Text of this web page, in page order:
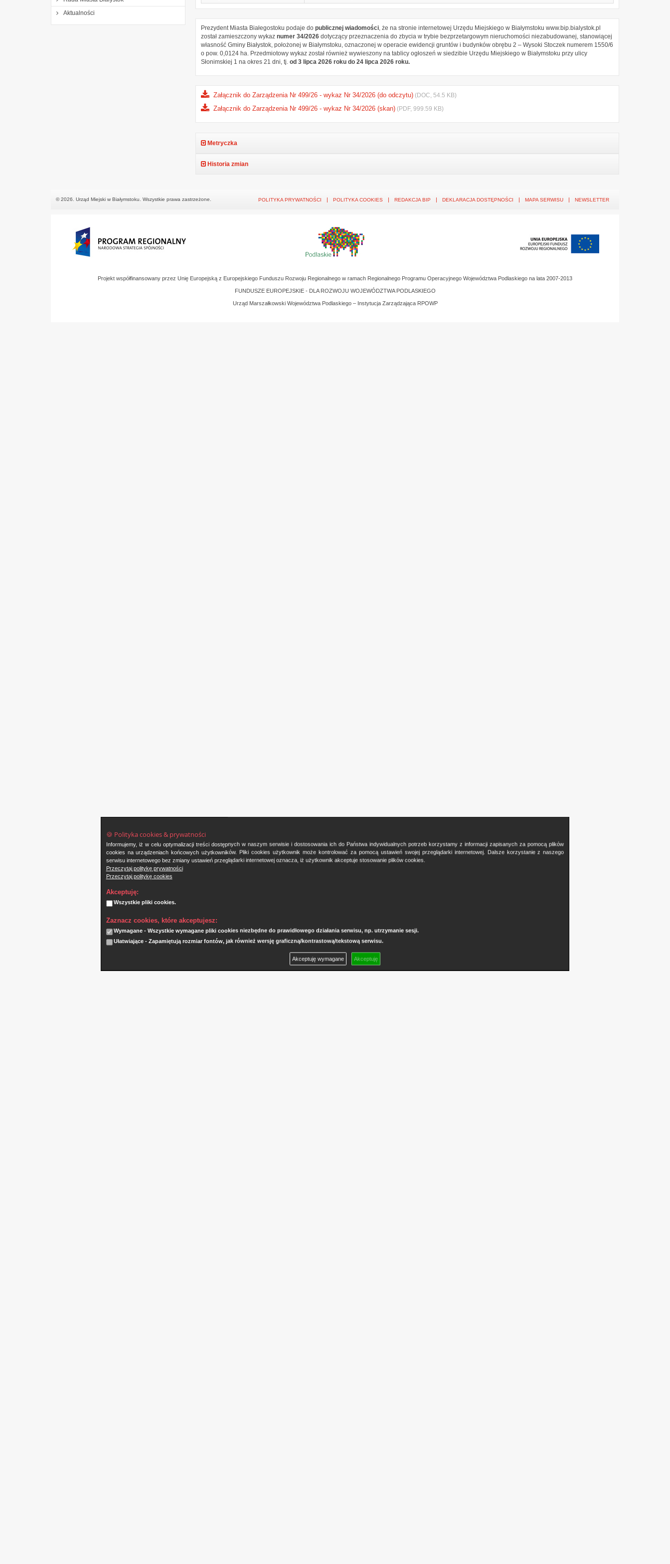
🍪 Polityka cookies & prywatności
Informujemy, iż w celu optymalizacji treści dostępnych w naszym serwisie i dostosowania ich do Państwa indywidualnych potrzeb korzystamy z informacji zapisanych za pomocą plików
cookies na urządzeniach końcowych użytkowników. Pliki cookies użytkownik może kontrolować za pomocą ustawień swojej przeglądarki internetowej. Dalsze korzystanie z naszego
serwisu internetowego bez zmiany ustawień przeglądarki internetowej oznacza, iż użytkownik akceptuje stosowanie plików cookies.
Przeczytaj politykę prywatności
Przeczytaj politykę cookies
Akceptuję:
Wszystkie pliki cookies.
Zaznacz cookies, które akceptujesz:
Wymagane - Wszystkie wymagane pliki cookies niezbędne do prawidłowego działania serwisu, np. utrzymanie sesji.
Ułatwiające - Zapamiętują rozmiar fontów, jak również wersję graficzną/kontrastową/tekstową serwisu.
Akceptuję wymagane Akceptuję
Aktualności
Prezydent Miasta Białegostoku podaje do publicznej wiadomości , że na stronie internetowej Urzędu Miejskiego w Białymstoku www.bip.bialystok.pl
został zamieszczony wykaz numer 34/2026 dotyczący przeznaczenia do zbycia w trybie bezprzetargowym nieruchomości niezabudowanej, stanowiącej
własność Gminy Białystok, położonej w Białymstoku, oznaczonej w operacie ewidencji gruntów i budynków obrębu 2 – Wysoki Stoczek numerem 1550/6
o pow. 0,0124 ha. Przedmiotowy wykaz został również wywieszony na tablicy ogłoszeń w siedzibie Urzędu Miejskiego w Białymstoku przy ulicy
Słonimskiej 1 na okres 21 dni, tj. od 3 lipca 2026 roku do 24 lipca 2026 roku.
Załącznik do Zarządzenia Nr 499/26 - wykaz Nr 34/2026 (do odczytu) (DOC, 54.5 KB)
Załącznik do Zarządzenia Nr 499/26 - wykaz Nr 34/2026 (skan) (PDF, 999.59 KB)
Metryczka
Historia zmian
© 2026. Urząd Miejski w Białymstoku. Wszystkie prawa zastrzeżone. POLITYKA PRYWATNOŚCI POLITYKA COOKIES REDAKCJA BIP DEKLARACJA DOSTĘPNOŚCI MAPA SERWISU NEWSLETTER
Projekt współfinansowany przez Unię Europejską z Europejskiego Funduszu Rozwoju Regionalnego w ramach Regionalnego Programu Operacyjnego Województwa Podlaskiego na lata 2007-2013
FUNDUSZE EUROPEJSKIE - DLA ROZWOJU WOJEWÓDZTWA PODLASKIEGO
Urząd Marszałkowski Województwa Podlaskiego – Instytucja Zarządzająca RPOWP